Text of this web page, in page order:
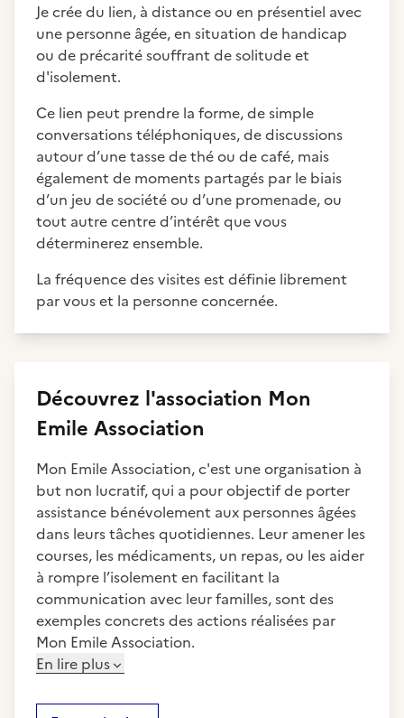
Je crée du lien, à distance ou en présentiel avec
une personne âgée, en situation de handicap
ou de précarité souffrant de solitude et
d'isolement.
Ce lien peut prendre la forme, de simple
conversations téléphoniques, de discussions
autour d’une tasse de thé ou de café, mais
également de moments partagés par le biais
d’un jeu de société ou d’une promenade, ou
tout autre centre d’intérêt que vous
déterminerez ensemble.
La fréquence des visites est définie librement
par vous et la personne concernée.
Découvrez l'association Mon
Emile Association
Mon Emile Association, c'est une organisation à
but non lucratif, qui a pour objectif de porter
assistance bénévolement aux personnes âgées
dans leurs tâches quotidiennes. Leur amener les
courses, les médicaments, un repas, ou les aider
à rompre l’isolement en facilitant la
communication avec leur familles, sont des
exemples concrets des actions réalisées par
Mon Emile Association.
En lire plus